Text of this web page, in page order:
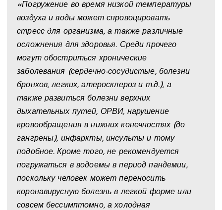
«Погружение во время низкой температуры
воздуха и воды может спровоцировать
стресс для организма, а также различные
осложнения для здоровья. Среди прочего
могут обостриться хронические
заболевания (сердечно-сосудистые, болезни
бронхов, легких, атеросклероз и т.д.), а
также развиться болезни верхних
дыхательных путей, ОРВИ, нарушение
кровообращения в нижних конечностях (до
гангрены), инфаркты, инсульты и тому
подобное. Кроме того, не рекомендуется
погружаться в водоемы в период пандемии,
поскольку человек может переносить
коронавирусную болезнь в легкой форме или
совсем бессимптомно, а холодная